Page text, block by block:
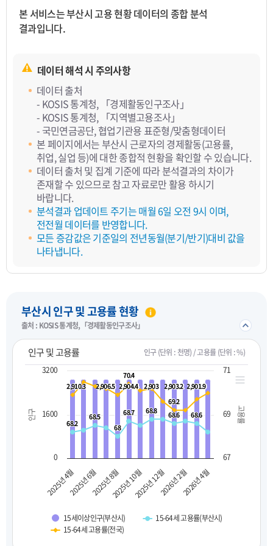
본 서비스는 부산시 고용 현황 데이터의 종합 분석
결과입니다.
데이터 해석 시 주의사항
데이터 출처
- KOSIS 통계청, 「경제활동인구조사」
- KOSIS 통계청, 「지역별고용조사」
- 국민연금공단, 협업기관용 표준형/맞춤형데이터
본 페이지에서는 부산시 근로자의 경제활동(고용률,
취업, 실업 등)에 대한 종합적 현황을 확인할 수 있습니다.
데이터 출처 및 집계 기준에 따라 분석결과의 차이가
존재할 수 있으므로 참고 자료로만 활용 하시기
바랍니다.
분석결과 업데이트 주기는 매월 6일 오전 9시 이며,
전전월 데이터를 반영합니다.
모든 증감값은 기준일의 전년동월(분기/반기)대비 값을
나타냅니다.
부산시 인구 및 고용률 현황
출처 : KOSIS 통계청,「경제활동인구조사」 접기/
인구 및 고용률 인구 (단위 : 천명) / 고용률 (단위 : %)
인구 고용률
2,910.3
2,910.3 2,906.5
2,906.5 2,904.4
2,904.4 2,903
2,903 2,903.2
2,903.2 2,901.9
2,901.9
68.2
68.2
68.5
68.5
68
68
68.7
68.7 68.8
68.8 68.6
68.6 68.6
68.6
70.4
70.4
69.2
69.2
15세이상인구(부산시)
15-64세 고용률(부산시)
15-64세 고용률(전국)
2025년 4월2025년 6월2025년 8월2025년 10월2025년 12월2026년 2월2026년 4월
0
1600
3200
67
69
71